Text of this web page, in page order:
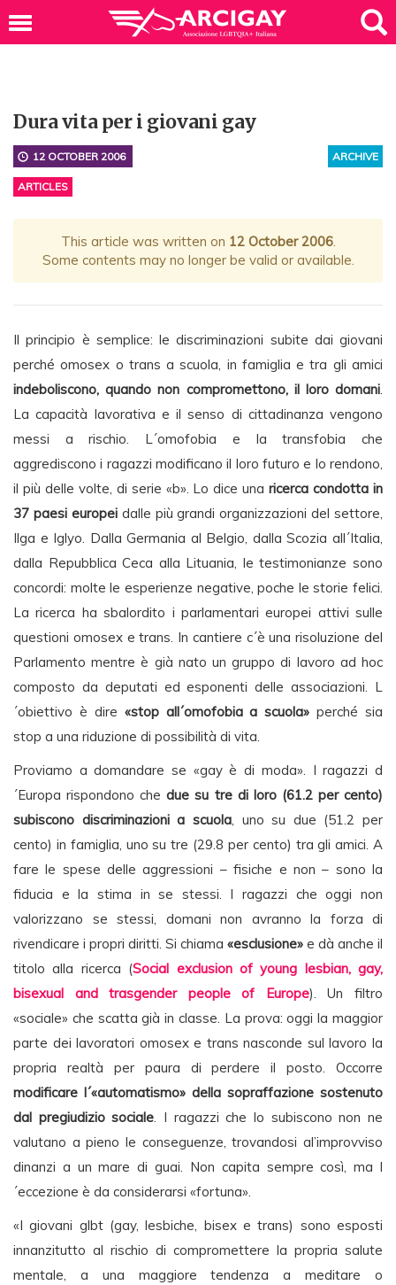
Dura vita per i giovani gay
ARCHIVE
12 OCTOBER 2006
ARTICLES
This article was written on 12 October 2006.
Some contents may no longer be valid or available.
Il principio è semplice: le discriminazioni subite dai giovani
perché omosex o trans a scuola, in famiglia e tra gli amici
indeboliscono, quando non compromettono, il loro domani.
La capacità lavorativa e il senso di cittadinanza vengono
messi a rischio. L´omofobia e la transfobia che
aggrediscono i ragazzi modificano il loro futuro e lo rendono,
il più delle volte, di serie «b». Lo dice unaricerca condotta in
37 paesi europeidalle più grandi organizzazioni del settore,
Ilga e Iglyo. Dalla Germania al Belgio, dalla Scozia all´Italia,
dalla Repubblica Ceca alla Lituania, le testimonianze sono
concordi: molte le esperienze negative, poche le storie felici.
La ricerca ha sbalordito i parlamentari europei attivi sulle
questioni omosex e trans. In cantiere c´è una risoluzione del
Parlamento mentre è già nato un gruppo di lavoro ad hoc
composto da deputati ed esponenti delle associazioni. L
´obiettivo è dire «stop all´omofobia a scuola» perché sia
stop a una riduzione di possibilità di vita.
Proviamo a domandare se «gay è di moda». I ragazzi d
´Europa rispondono chedue su tre di loro (61.2 per cento)
subiscono discriminazioni a scuola, uno su due (51.2 per
cento) in famiglia, uno su tre (29.8 per cento) tra gli amici. A
fare le spese delle aggressioni – fisiche e non – sono la
fiducia e la stima in se stessi. I ragazzi che oggi non
valorizzano se stessi, domani non avranno la forza di
rivendicare i propri diritti. Si chiama «esclusione» e dà anche il
titolo alla ricerca (Social exclusion of young lesbian, gay,
bisexual and trasgender people of Europe). Un filtro
«sociale» che scatta già in classe. La prova: oggi la maggior
parte dei lavoratori omosex e trans nasconde sul lavoro la
propria realtà per paura di perdere il posto. Occorre
modificare l´«automatismo» della sopraffazione sostenuto
dal pregiudizio sociale. I ragazzi che lo subiscono non ne
valutano a pieno le conseguenze, trovandosi al’improvviso
dinanzi a un mare di guai. Non capita sempre così, ma l
´eccezione è da considerarsi «fortuna».
«I giovani glbt (gay, lesbiche, bisex e trans) sono esposti
innanzitutto al rischio di compromettere la propria salute
mentale, a una maggiore tendenza a meditare o